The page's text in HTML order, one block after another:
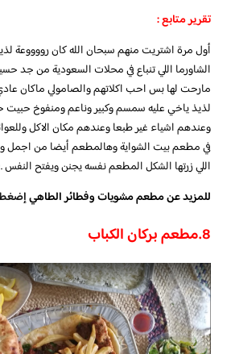
تقرير متابع :
أول مرة اشتريت منهم سبحان الله كان رووووعة
الشاورما اللي تنباع في محلات السعودية من جد
مارحت لها بس احب اكلاتهم والصامولي ماكان
لذيذ ياخي عليه سمسم وكبير وناعم ومنفوخ
وعندهم اشياء غير طبعا وعندهم مكان الاكل
في مطعم بيت الشواية وهالمطعم أيضا من اجمل
اللي زرتها الشكل المطعم نفسه يجنن ويفتح النفس
للمزيد عن مطعم مشويات وفطائر الطاهي
8.مطعم بركان الكباب